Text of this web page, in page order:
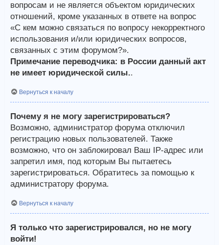
вопросам и не является объектом юридических
отношений, кроме указанных в ответе на вопрос
«С кем можно связаться по вопросу некорректного
использования и/или юридических вопросов,
связанных с этим форумом?».
Примечание переводчика: в России данный акт
не имеет юридической силы..
Вернуться к началу
Почему я не могу зарегистрироваться?
Возможно, администратор форума отключил
регистрацию новых пользователей. Также
возможно, что он заблокировал Ваш IP-адрес или
запретил имя, под которым Вы пытаетесь
зарегистрироваться. Обратитесь за помощью к
администратору форума.
Вернуться к началу
Я только что зарегистрировался, но не могу
войти!